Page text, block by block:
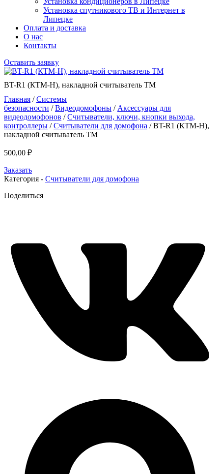
Установка спутникового ТВ и Интернет в
Липецке
Оплата и доставка
О нас
Контакты
Оставить заявку
BT-R1 (КТМ-Н), накладной считыватель ТМ
Главная /Системы
безопасности /Видеодомофоны / Аксессуары для
видеодомофонов /Считыватели, ключи, кнопки выхода,
контроллеры /Считыватели для домофона / BT-R1 (КТМ-Н),
накладной считыватель ТМ
500,00 ₽
Заказать
Категория - Считыватели для домофона
Поделиться